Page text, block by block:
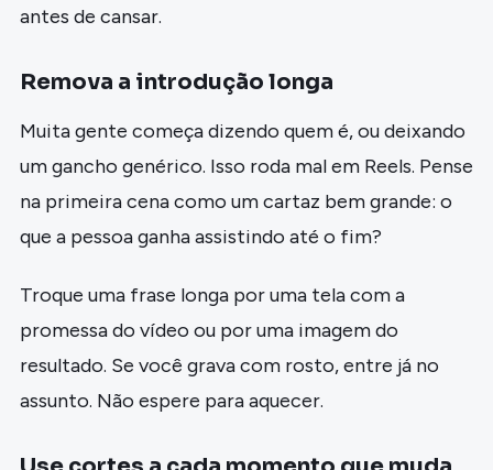
antes de cansar.
Remova a introdução longa
Muita gente começa dizendo quem é, ou deixando
um gancho genérico. Isso roda mal em Reels. Pense
na primeira cena como um cartaz bem grande: o
que a pessoa ganha assistindo até o fim?
Troque uma frase longa por uma tela com a
promessa do vídeo ou por uma imagem do
resultado. Se você grava com rosto, entre já no
assunto. Não espere para aquecer.